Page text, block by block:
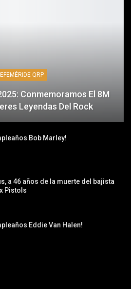
EFEMÉRIDE QRP
Conmemoramos El 8M
Leyendas Del Rock
Bob Marley!
a 46 años de la muerte del bajista
Pistols
Eddie Van Halen!